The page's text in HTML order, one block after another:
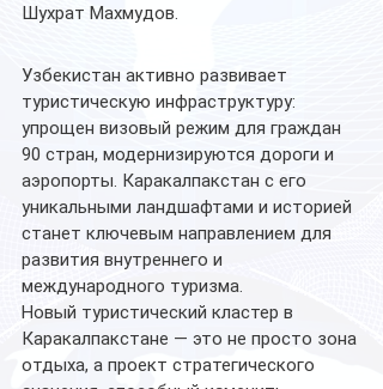
Шухрат Махмудов.
Узбекистан активно развивает
туристическую инфраструктуру:
упрощен визовый режим для граждан
90 стран, модернизируются дороги и
аэропорты. Каракалпакстан с его
уникальными ландшафтами и историей
станет ключевым направлением для
развития внутреннего и
международного туризма.
Новый туристический кластер в
Каракалпакстане — это не просто зона
отдыха, а проект стратегического